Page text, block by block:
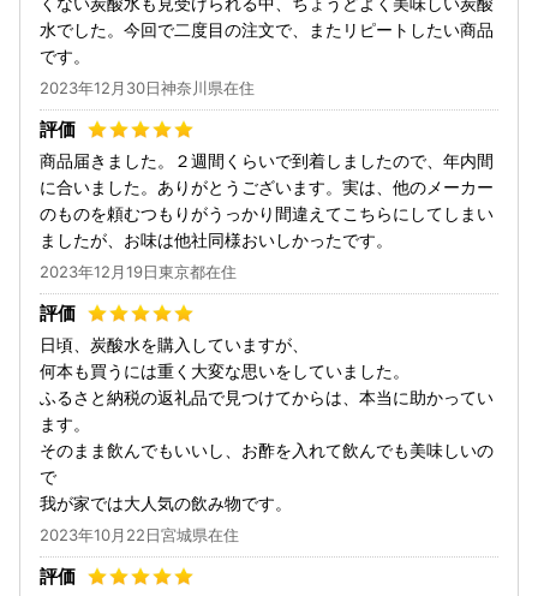
水でした。今回で二度目の注文で、またリピートしたい商品
です。
2023年12月30日神奈川県在住
商品届きました。２週間くらいで到着しましたので、年内間
に合いました。ありがとうございます。実は、他のメーカー
のものを頼むつもりがうっかり間違えてこちらにしてしまい
ましたが、お味は他社同様おいしかったです。
2023年12月19日東京都在住
日頃、炭酸水を購入していますが、
何本も買うには重く大変な思いをしていました。
ふるさと納税の返礼品で見つけてからは、本当に助かってい
ます。
そのまま飲んでもいいし、お酢を入れて飲んでも美味しいの
で
我が家では大人気の飲み物です。
2023年10月22日宮城県在住